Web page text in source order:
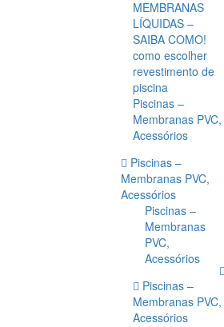
MEMBRANAS
LÍQUIDAS –
SAIBA COMO!
como escolher
revestimento de
piscina
Piscinas –
Membranas PVC,
Acessórios
Piscinas –
Membranas PVC,
Acessórios
Piscinas –
Membranas
PVC,
Acessórios
Piscinas –
Membranas PVC,
Acessórios